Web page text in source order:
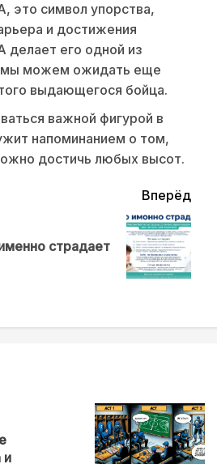
это символ упорства,
и достижения
делает его одной из
мы можем ожидать еще
выдающегося бойца.
важной фигурой в
напоминанием о том,
достичь любых высот.
Вперёд
страдает
и